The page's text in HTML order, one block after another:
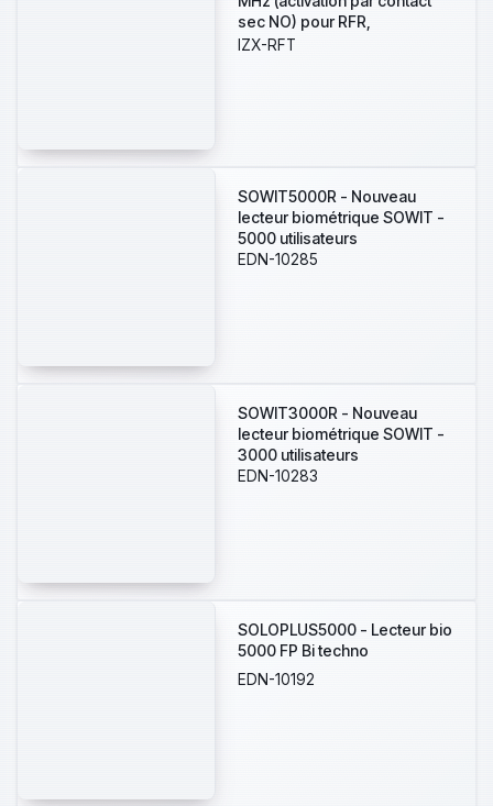
sec NO) pour RFR,
alimentation par pile ou par
IZX-RFT
SOWIT5000R - Nouveau
lecteur biométrique SOWIT -
5000 utilisateurs
EDN-10285
SOWIT3000R - Nouveau
lecteur biométrique SOWIT -
3000 utilisateurs
EDN-10283
SOLOPLUS5000 - Lecteur bio
5000 FP Bi techno
EDN-10192